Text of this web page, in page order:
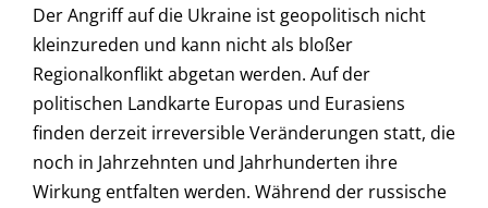
Der Angriff auf die Ukraine ist geopolitisch nicht
kleinzureden und kann nicht als bloßer
Regionalkonflikt abgetan werden. Auf der
politischen Landkarte Europas und Eurasiens
finden derzeit irreversible Veränderungen statt, die
noch in Jahrzehnten und Jahrhunderten ihre
Wirkung entfalten werden. Während der russische